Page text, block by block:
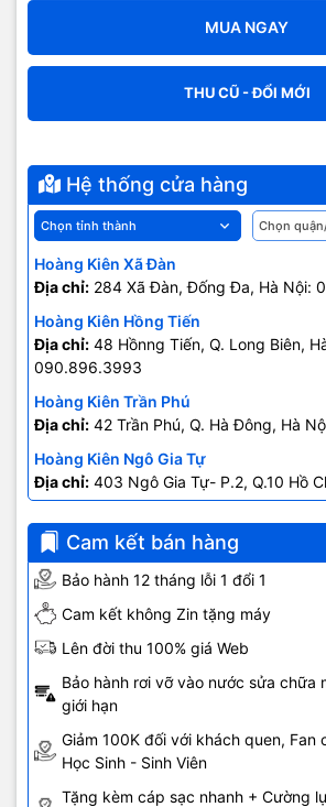
MUA NGAY
THU CŨ - ĐỔI MỚI
Hệ thống cửa hàng
Hoàng Kiên Xã Đàn
Địa chỉ: 284 Xã Đàn, Đống Đa, Hà Nội:
Hoàng Kiên Hồng Tiến
Địa chỉ: 48 Hồnng Tiến, Q. Long Biên,
090.896.3993
Hoàng Kiên Trần Phú
Địa chỉ: 42 Trần Phú, Q. Hà Đông, Hà
Hoàng Kiên Ngô Gia Tự
Địa chỉ: 403 Ngô Gia Tự- P.2, Q.10 Hồ
0707.678.707
Cam kết bán hàng
Bảo hành 12 tháng lỗi 1 đổi 1
Cam kết không Zin tặng máy
Lên đời thu 100% giá Web
Bảo hành rơi vỡ vào nước sửa chữa
giới hạn
Giảm 100K đối với khách quen, Fan
Học Sinh - Sinh Viên
Tặng kèm cáp sạc nhanh + Cường